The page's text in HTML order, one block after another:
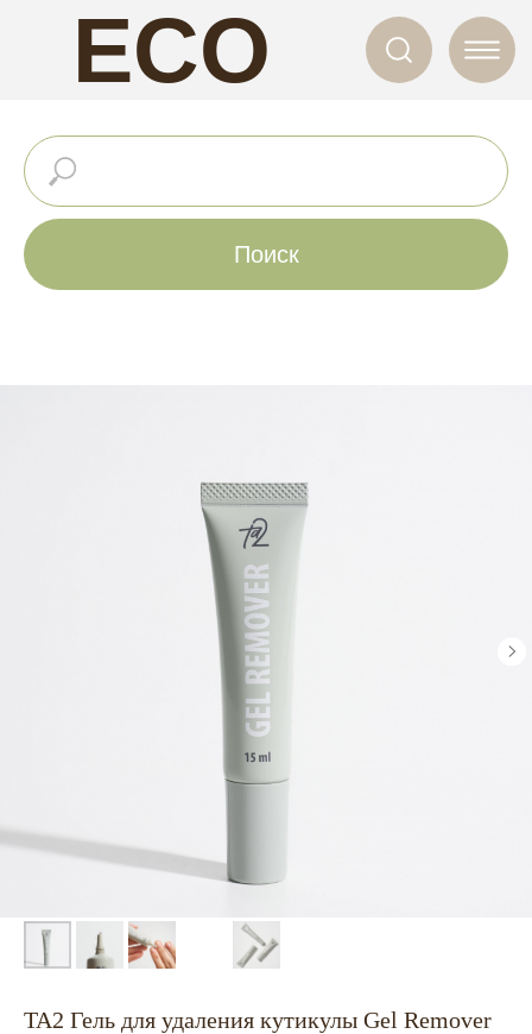
ECO
NAILS
Поиск
TA2 Гель для удаления кутикулы Gel Remover